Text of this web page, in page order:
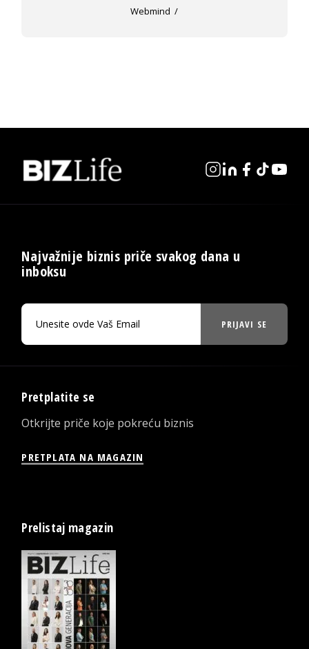
Webmind
Najvažnije biznis priče svakog dana u
inboksu
PRIJAVI SE
Pretplatite se
Otkrijte priče koje pokreću biznis
PRETPLATA NA MAGAZIN
Prelistaj magazin